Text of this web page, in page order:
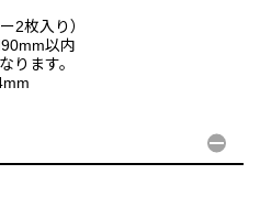
2枚入り）
以内
ります。